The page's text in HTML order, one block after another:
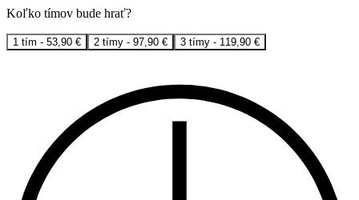
Koľko tímov bude hrať?
1 tím - 53,90 € 2 tímy - 97,90 € 3 tímy - 119,90 €